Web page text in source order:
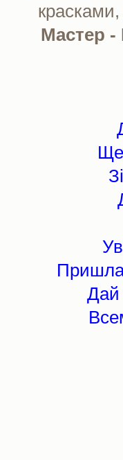
Мастер
Пришла
Дай